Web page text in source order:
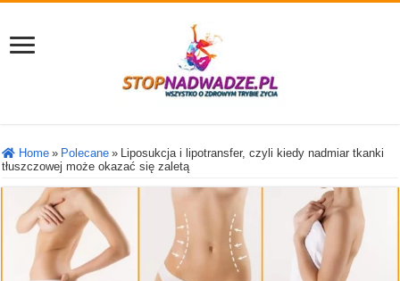
Home » Polecane » Liposukcja i lipotransfer, czyli kiedy nadmiar tkanki
tłuszczowej może okazać się zaletą